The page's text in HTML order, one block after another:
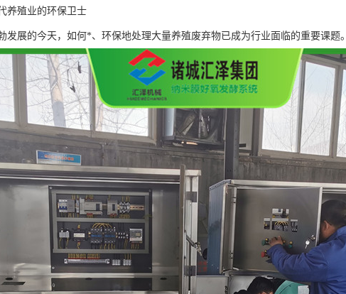
养殖业的环保卫士
发展的今天，如何*、环保地处理大量养殖废弃物已成为行业面临的重要课题。